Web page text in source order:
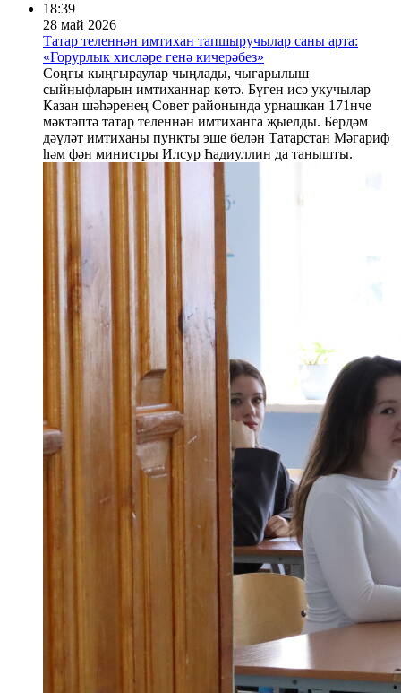
18:39
28 май 2026
Татар теленнән имтихан тапшыручылар саны арта:
«Горурлык хисләре генә кичерәбез»
Соңгы кыңгыраулар чыңлады, чыгарылыш
сыйныфларын имтиханнар көтә. Бүген исә укучылар
Казан шәһәренең Совет районында урнашкан 171нче
мәктәптә татар теленнән имтиханга җыелды. Бердәм
дәүләт имтиханы пункты эше белән Татарстан Мәгариф
һәм фән министры Илсур Һадиуллин да танышты.